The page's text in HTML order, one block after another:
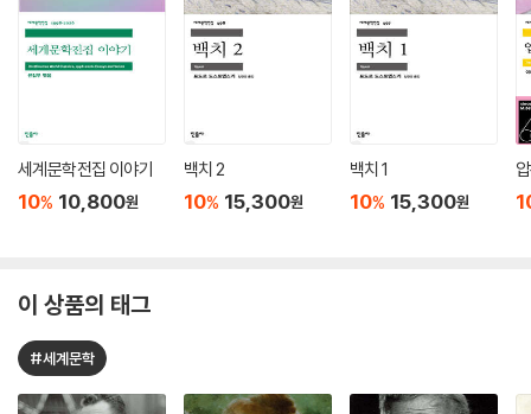
세계문학전집 이야기
10% 10,800원
백치 2
10% 15,300원
백치 1
10% 15,300원
이 상품의 태그
#세계문학